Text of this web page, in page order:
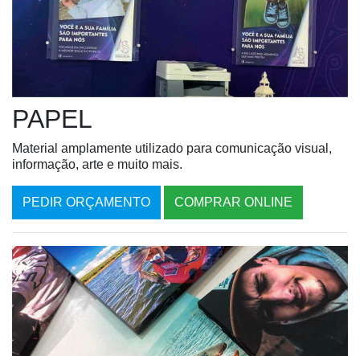
PAPEL
Material amplamente utilizado para comunicação visual,
informação, arte e muito mais.
PEDIR ORÇAMENTO COMPRAR ONLINE